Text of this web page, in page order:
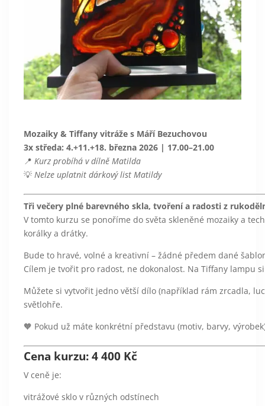
Mozaiky & Tiffany vitráže s Máří Bezuchovou
3x středa: 4.+11.+18. března 2026 | 17.00–21.00
📍 Kurz probíhá v dílně Matilda
💡 Nelze uplatnit dárkový list Matildy
Tři večery plné barevného skla, tvoření a radosti z
V tomto kurzu se ponoříme do světa skleněné mozaiky a
korálky a drátky.
Bude to hravé, volné a kreativní – žádné předem dané
Cílem je tvořit pro radost, ne dokonalost. Na Tiffany lampu
Můžete si vytvořit jedno větší dílo (například rám zrcadla,
světlohře.
🧡 Pokud už máte konkrétní představu (motiv, barvy,
Cena kurzu: 4 400 Kč
V ceně je:
vitrážové sklo v různých odstínech